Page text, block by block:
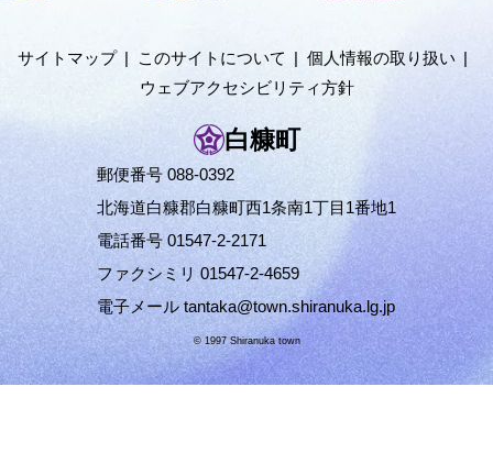
サイトマップ このサイトについて
個人情報の取り扱い
ウェブアクセシビリティ方針
白糠町
郵便番号 088-0392
北海道白糠郡白糠町西1条南1丁目1番地1
電話番号 01547-2-2171
ファクシミリ 01547-2-4659
電子メールtantaka@town.shiranuka.lg.jp
© 1997 Shiranuka town